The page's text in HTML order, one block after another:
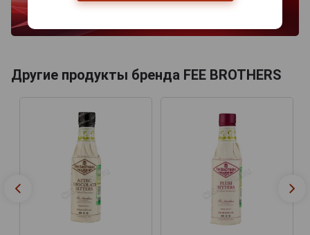
Другие продукты бренда FEE BROTHERS